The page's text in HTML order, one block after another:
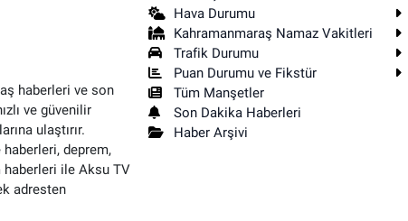
haberleri ve son
ve güvenilir
ulaştırır.
deprem,
ile Aksu TV
adresten
Hava Durumu
Kahramanmaraş Namaz Vakitleri
Trafik Durumu
Puan Durumu ve Fikstür
Tüm Manşetler
Son Dakika Haberleri
Haber Arşivi